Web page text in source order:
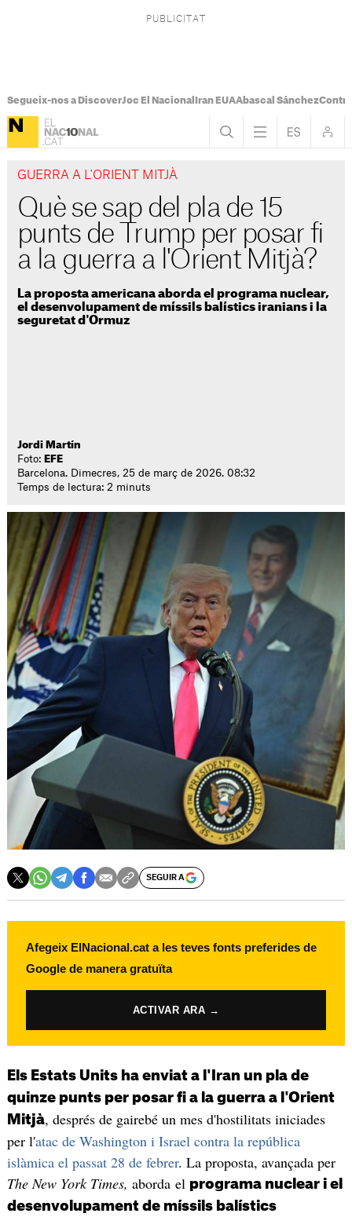
Segueix-nos a DiscoverJoc El Nacional Iran EUAAbascal Sánchez
GUERRA A L'ORIENT MITJÀ
Què se sap del pla de 15
punts de Trump per posar fi
a la guerra a l'Orient Mitjà?
La proposta americana aborda el programa nuclear,
el desenvolupament de míssils balístics iranians i la
seguretat d'Ormuz
Jordi Martín
Foto: EFE
Barcelona. Dimecres, 25 de març de 2026. 08:32
Temps de lectura: 2 minuts
SEGUIR A
Afegeix ElNacional.cat a les teves fonts preferides de
Google de manera gratuïta
ACTIVAR ARA →
Els Estats Units ha enviat a l'Iran un pla de
quinze punts per posar fi a la guerra a l'Orient
Mitjà, després de gairebé un mes d'hostilitats iniciades
per l'atac de Washington i Israel contra la república
islàmica el passat 28 de febrer. La proposta, avançada per
The New York Times, aborda el programa nuclear i el
desenvolupament de míssils balístics